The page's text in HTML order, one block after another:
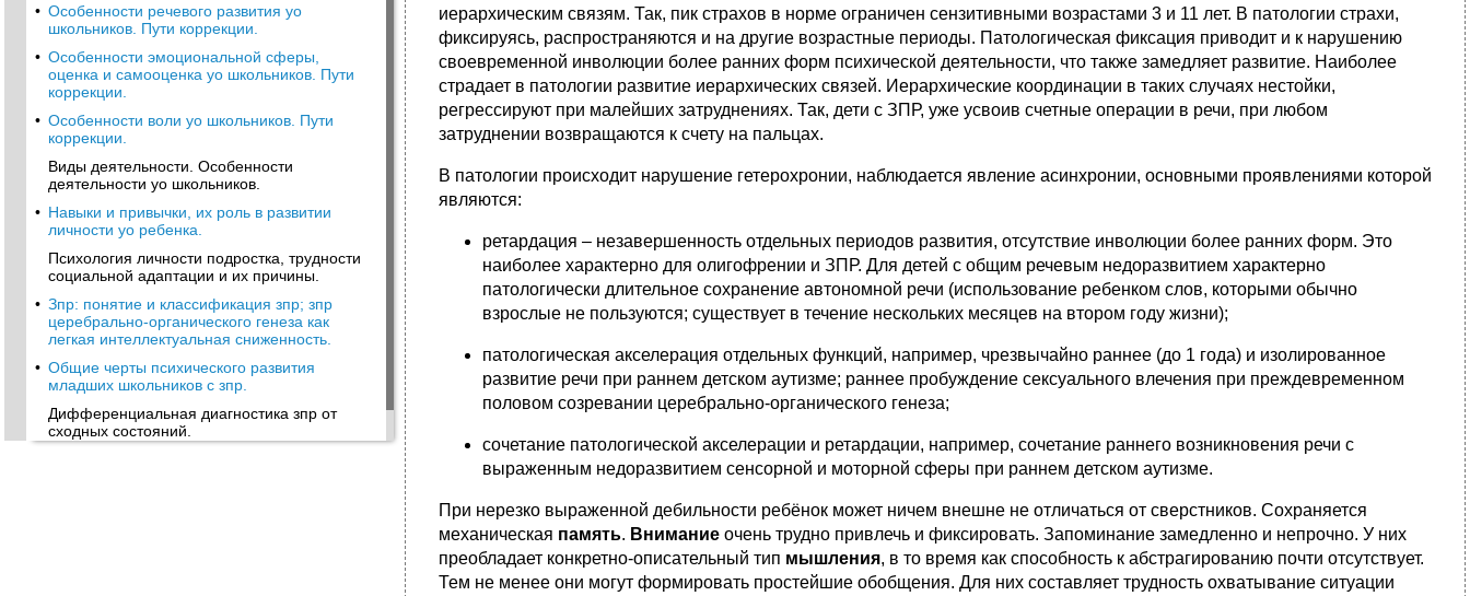
• Особенности речевого развития уо
школьников. Пути коррекции.
• Особенности эмоциональной сферы,
оценка и самооценка уо школьников. Пути
коррекции.
• Особенности воли уо школьников. Пути
коррекции.
Виды деятельности. Особенности
деятельности уо школьников.
• Навыки и привычки, их роль в развитии
личности уо ребенка.
Психология личности подростка, трудности
социальной адаптации и их причины.
• Зпр: понятие и классификация зпр; зпр
церебрально-органического генеза как
легкая интеллектуальная сниженность.
• Общие черты психического развития
младших школьников с зпр.
Дифференциальная диагностика зпр от
сходных состояний.
иерархическим связям. Так, пик страхов в норме ограничен сензитивными возрастами 3 и 11 лет. В патологии страхи,
фиксируясь, распространяются и на другие возрастные периоды. Патологическая фиксация приводит и к нарушению
своевременной инволюции более ранних форм психической деятельности, что также замедляет развитие. Наиболее
страдает в патологии развитие иерархических связей. Иерархические координации в таких случаях нестойки,
регрессируют при малейших затруднениях. Так, дети с ЗПР, уже усвоив счетные операции в речи, при любом
затруднении возвращаются к счету на пальцах.
В патологии происходит нарушение гетерохронии, наблюдается явление асинхронии, основными проявлениями которой
являются:
ретардация – незавершенность отдельных периодов развития, отсутствие инволюции более ранних форм. Это
наиболее характерно для олигофрении и ЗПР. Для детей с общим речевым недоразвитием характерно
патологически длительное сохранение автономной речи (использование ребенком слов, которыми обычно
взрослые не пользуются; существует в течение нескольких месяцев на втором году жизни);
патологическая акселерация отдельных функций, например, чрезвычайно раннее (до 1 года) и изолированное
развитие речи при раннем детском аутизме; раннее пробуждение сексуального влечения при преждевременном
половом созревании церебрально-органического генеза;
сочетание патологической акселерации и ретардации, например, сочетание раннего возникновения речи с
выраженным недоразвитием сенсорной и моторной сферы при раннем детском аутизме.
При нерезко выраженной дебильности ребёнок может ничем внешне не отличаться от сверстников. Сохраняется
механическая память. Внимание очень трудно привлечь и фиксировать. Запоминание замедленно и непрочно. У них
преобладает конкретно-описательный тип мышления, в то время как способность к абстрагированию почти отсутствует.
Тем не менее они могут формировать простейшие обобщения. Для них составляет трудность охватывание ситуации